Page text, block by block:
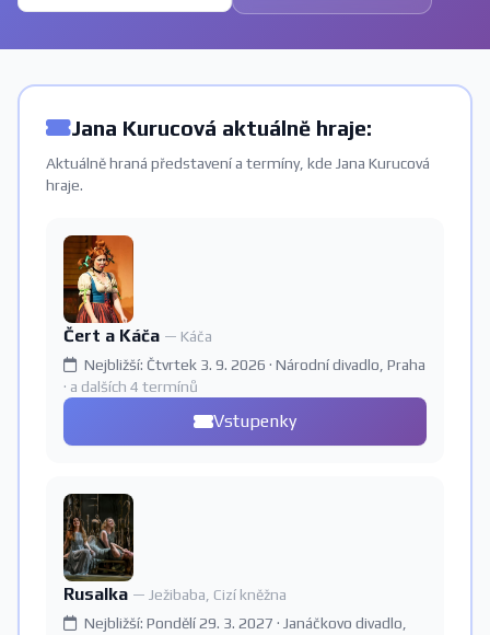
Jana Kurucová aktuálně hraje:
Aktuálně hraná představení a termíny, kde Jana Kurucová
hraje.
Čert a Káča — Káča
Nejbližší: Čtvrtek 3. 9. 2026 · Národní divadlo, Praha
· a dalších 4 termínů
Vstupenky
Rusalka — Ježibaba, Cizí kněžna
Nejbližší: Pondělí 29. 3. 2027 · Janáčkovo divadlo,